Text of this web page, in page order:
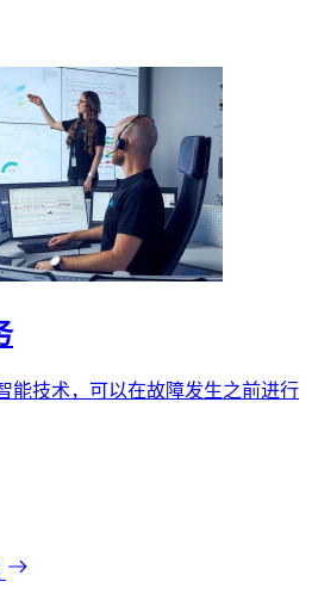
能技术，可以在故障发生之前进行